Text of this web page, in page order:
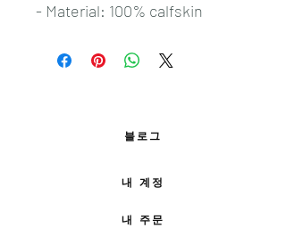
- Material: 100% calfskin
블로그
내 계정
내 주문